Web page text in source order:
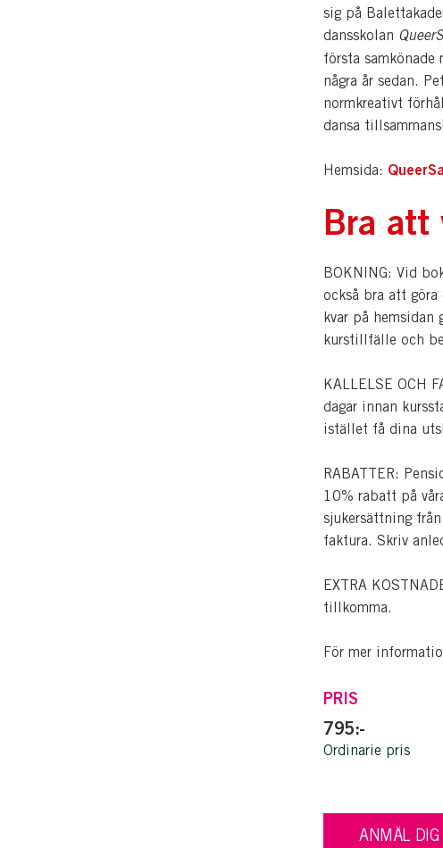
sig på
dansskolan
första
några år sedan.
normkreativt
dansa tillsammans!
Hemsida:
Bra att
BOKNING: Vid
också bra att
kvar på hemsidan
kurstillfälle och
KALLELSE OCH
dagar innan
istället få dina
RABATTER:
10% rabatt på
sjukersättning
faktura. Skriv
EXTRA
tillkomma.
För mer
PRIS
795:-
Ordinarie pris
ANMÄL DIG